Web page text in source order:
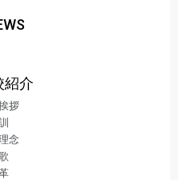
紹介
拶
念